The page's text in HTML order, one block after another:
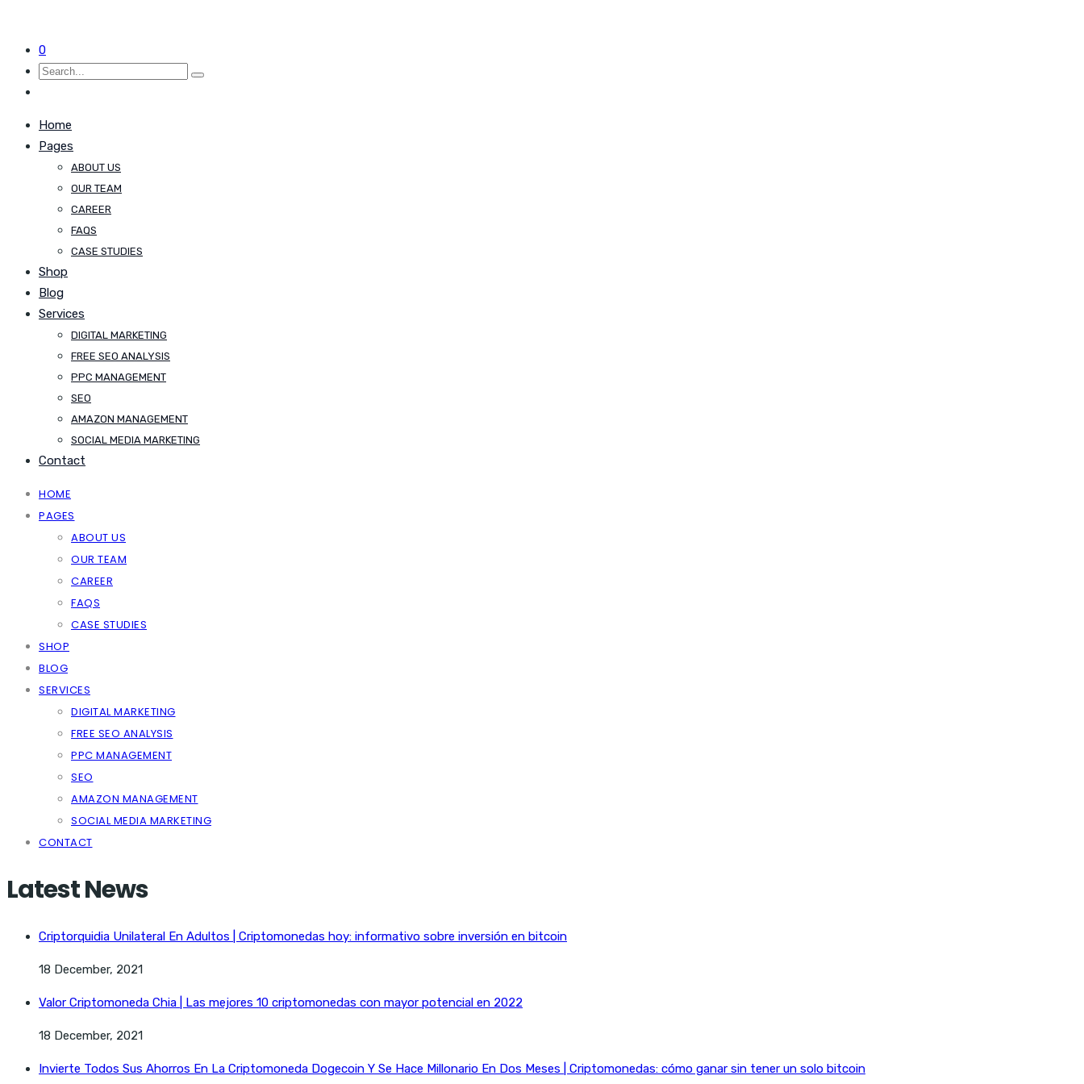
0
Home
Pages
ABOUT US
OUR TEAM
CAREER
FAQS
CASE STUDIES
Shop
Blog
Services
DIGITAL MARKETING
FREE SEO ANALYSIS
PPC MANAGEMENT
SEO
AMAZON MANAGEMENT
SOCIAL MEDIA MARKETING
Contact
HOME
PAGES
ABOUT US
OUR TEAM
CAREER
FAQS
CASE STUDIES
SHOP
BLOG
SERVICES
DIGITAL MARKETING
FREE SEO ANALYSIS
PPC MANAGEMENT
SEO
AMAZON MANAGEMENT
SOCIAL MEDIA MARKETING
CONTACT
Latest News
Criptorquidia Unilateral En Adultos | Criptomonedas hoy: informativo sobre inversión en bitcoin
18 December, 2021
Valor Criptomoneda Chia | Las mejores 10 criptomonedas con mayor potencial en 2022
18 December, 2021
Invierte Todos Sus Ahorros En La Criptomoneda Dogecoin Y Se Hace Millonario En Dos Meses | Criptomonedas: cómo ganar sin tener un solo bitcoin